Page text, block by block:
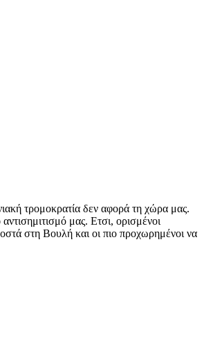
τρομοκρατία δεν αφορά τη χώρα μας.
μας. Ετσι, ορισμένοι
στη Βουλή και οι πιο προχωρημένοι να